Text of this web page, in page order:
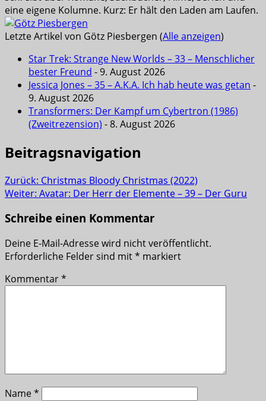
eine eigene Kolumne. Kurz: Er hält den Laden am Laufen.
Letzte Artikel von Götz Piesbergen (Alle anzeigen)
Star Trek: Strange New Worlds – 33 – Menschlicher
bester Freund - 9. August 2026
Jessica Jones – 35 – A.K.A. Ich hab heute was getan -
9. August 2026
Transformers: Der Kampf um Cybertron (1986)
(Zweitrezension) - 8. August 2026
Beitragsnavigation
Zurück: Christmas Bloody Christmas (2022)
Weiter: Avatar: Der Herr der Elemente – 39 – Der Guru
Schreibe einen Kommentar
Deine E-Mail-Adresse wird nicht veröffentlicht.
Erforderliche Felder sind mit* markiert
Kommentar*
Name*